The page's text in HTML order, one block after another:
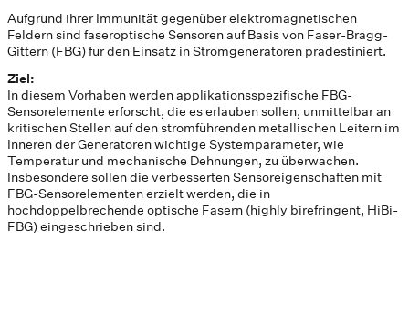
Aufgrund ihrer Immunität gegenüber elektromagnetischen
Feldern sind faseroptische Sensoren auf Basis von Faser-Bragg-
Gittern (FBG) für den Einsatz in Stromgeneratoren prädestiniert.
Ziel:
In diesem Vorhaben werden applikationsspezifische FBG-
Sensorelemente erforscht, die es erlauben sollen, unmittelbar an
kritischen Stellen auf den stromführenden metallischen Leitern im
Inneren der Generatoren wichtige Systemparameter, wie
Temperatur und mechanische Dehnungen, zu überwachen.
Insbesondere sollen die verbesserten Sensoreigenschaften mit
FBG-Sensorelementen erzielt werden, die in
hochdoppelbrechende optische Fasern (highly birefringent, HiBi-
FBG) eingeschrieben sind.